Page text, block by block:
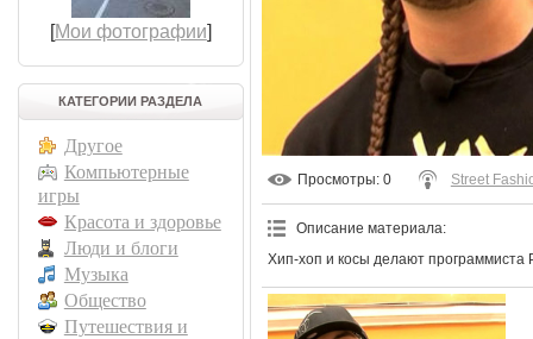
[Мои фотографии]
КАТЕГОРИИ РАЗДЕЛА
Другое
Компьютерные
игры
Красота и здоровье
Люди и блоги
Музыка
Общество
Путешествия и
Просмотры: 0 Street
Описание материала:
Хип-хоп и косы делают программиста